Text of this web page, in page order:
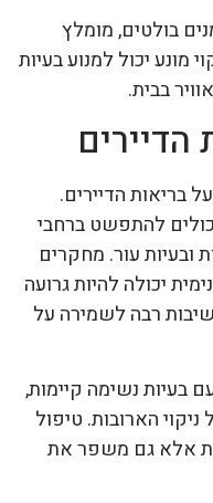
בולטים, מומלץ
יכול למנוע בעיות
בבית.
בריאות הדיירים.
להתפשט ברחבי
ובעיות עור. מחקרים
יכולה להיות גרועה
רבה לשמירה על
בעיות נשימה קיימות,
הארובות. טיפול
אלא גם משפר את